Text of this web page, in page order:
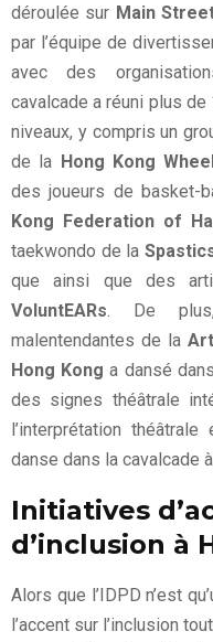
déroulée sur Main
par l’équipe de
avec des
cavalcade a réuni plus
niveaux, y compris un
de la Hong Kong
des joueurs de basket-
Kong Federation of
taekwondo de la
que ainsi que des
VoluntEARs . De
malentendantes de la
Hong Kong a dansé
des signes théâtrale
l’interprétation
danse dans la cavalcade à
Initiatives
d’inclusion à
Alors que l’IDPD n’est
l’accent sur l’inclusion